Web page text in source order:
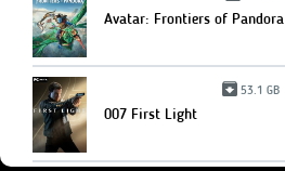
Avatar: Frontiers of Pandora
53.1 GB
007 First Light